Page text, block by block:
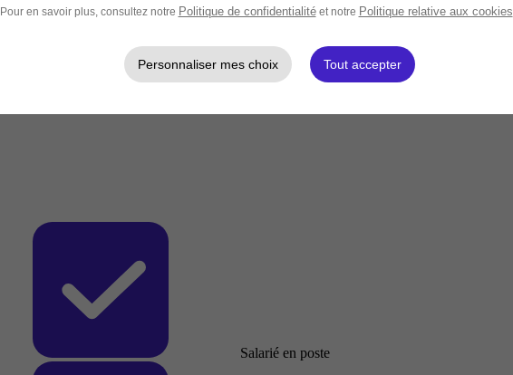
Salarié en poste
Pour en savoir plus, consultez notre Politique de confidentialitéet notre Politique relative aux cookies
Personnaliser mes choix Tout accepter